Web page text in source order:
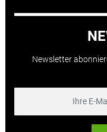
Newsletter